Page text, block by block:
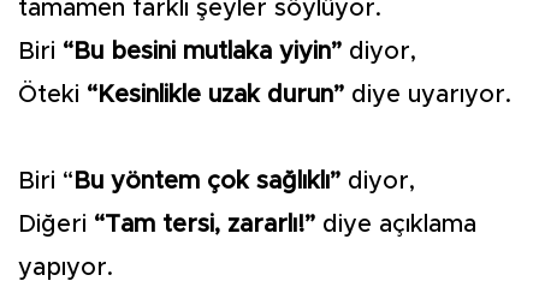
tamamen farklı şeyler söylüyor.
Biri “Bu besini mutlaka yiyin” diyor,
Öteki “Kesinlikle uzak durun” diye uyarıyor.
Biri “ Bu yöntem çok sağlıklı” diyor,
Diğeri “Tam tersi, zararlı!” diye açıklama
yapıyor.